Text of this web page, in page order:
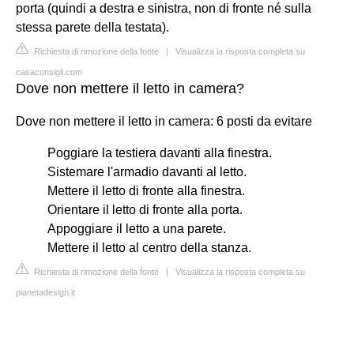
porta (quindi a destra e sinistra, non di fronte né sulla
stessa parete della testata).
Richiesta di rimozione della fonte | Visualizza la risposta completa su
casaconsigli.com
Dove non mettere il letto in camera?
Dove non mettere il letto in camera: 6 posti da evitare
Poggiare la testiera davanti alla finestra.
Sistemare l'armadio davanti al letto.
Mettere il letto di fronte alla finestra.
Orientare il letto di fronte alla porta.
Appoggiare il letto a una parete.
Mettere il letto al centro della stanza.
Richiesta di rimozione della fonte | Visualizza la risposta completa su
pianetadesign.it